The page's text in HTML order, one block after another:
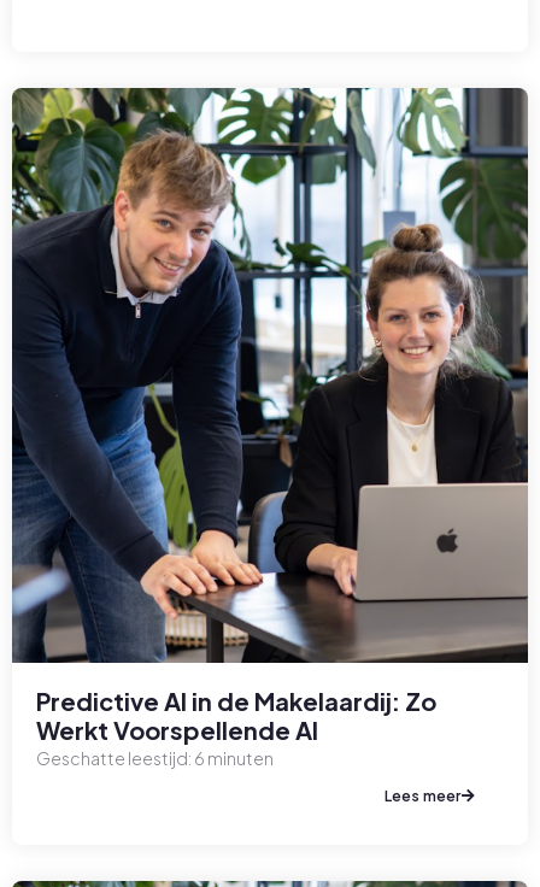
Predictive AI in de Makelaardij: Zo
Werkt Voorspellende AI
Geschatte leestijd: 6 minuten
Lees meer